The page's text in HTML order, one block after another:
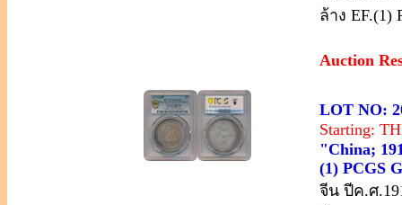
ล้าง EF.(1)
Auction
LOT NO:
Starting:
"China;
(1) PCGS
จีน ปีค.ศ